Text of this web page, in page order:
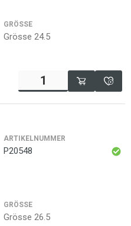
GRÖSSE
Grösse 24.5
ARTIKELNUMMER
P20548
GRÖSSE
Grösse 26.5